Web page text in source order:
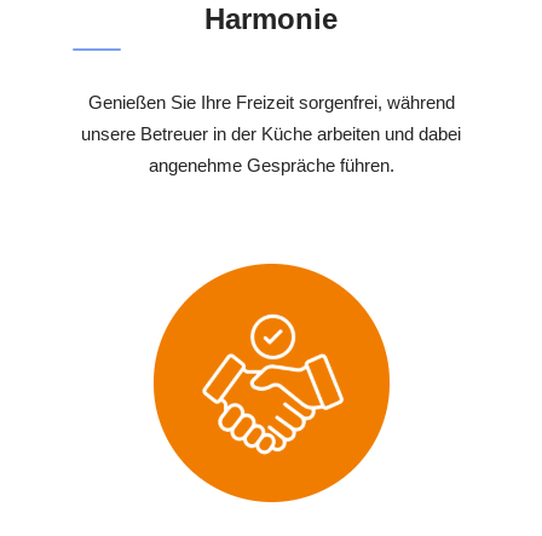
Harmonie
Genießen Sie Ihre Freizeit sorgenfrei, während
unsere Betreuer in der Küche arbeiten und dabei
angenehme Gespräche führen.